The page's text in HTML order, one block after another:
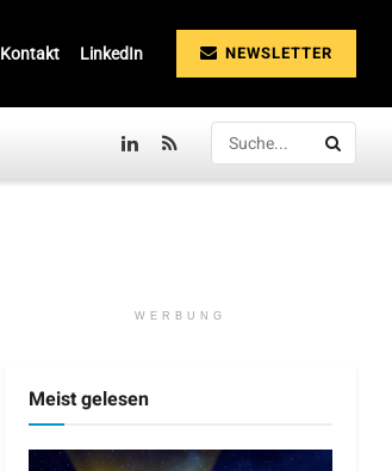
Kontakt LinkedIn NEWSLETTER
WERBUNG
Meist gelesen